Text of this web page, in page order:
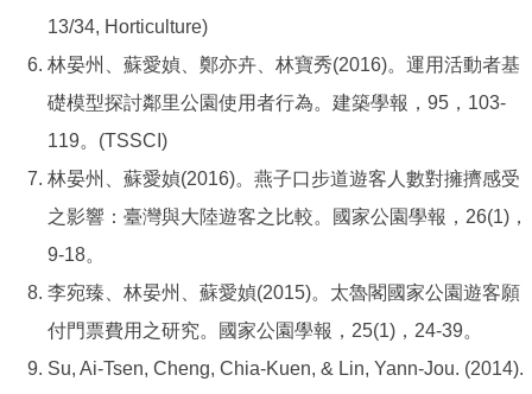
13/34, Horticulture)
林晏州、蘇愛媜、鄭亦卉、林寶秀(2016)。運用活動者基
礎模型探討鄰里公園使用者行為。建築學報，95，103-
119。(TSSCI)
林晏州、蘇愛媜(2016)。燕子口步道遊客人數對擁擠感受
之影響：臺灣與大陸遊客之比較。國家公園學報，26(1)，
9-18。
李宛臻、林晏州、蘇愛媜(2015)。太魯閣國家公園遊客願
付門票費用之研究。國家公園學報，25(1)，24-39。
Su, Ai-Tsen, Cheng, Chia-Kuen, & Lin, Yann-Jou. (2014).